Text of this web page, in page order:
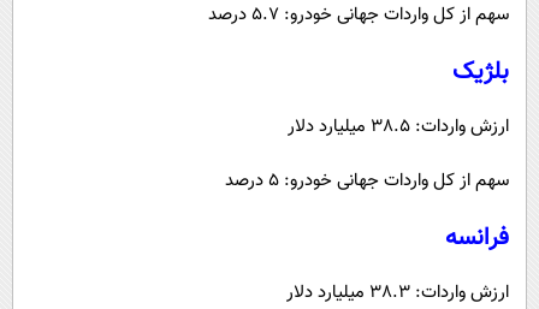
سهم از کل واردات جهانی خودرو: 5.7 درصد
بلژیک
ارزش واردات: 38.5 میلیارد دلار
سهم از کل واردات جهانی خودرو: 5 درصد
فرانسه
ارزش واردات: 38.3 میلیارد دلار